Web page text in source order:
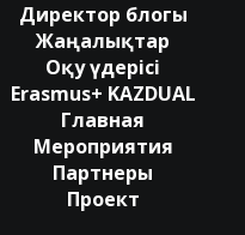
Директор блогы
Жаңалықтар
Оқу үдерісі
Erasmus+ KAZDUAL
Главная
Мероприятия
Партнеры
Проект